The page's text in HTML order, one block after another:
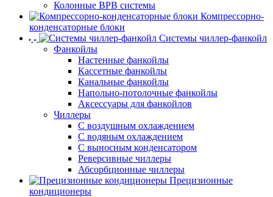
Колонные ВРВ системы
Компрессорно-
конденсаторные блоки
Системы чиллер-фанкойл
Фанкойлы
Настенные фанкойлы
Кассетные фанкойлы
Канальные фанкойлы
Напольно-потолочные фанкойлы
Аксессуары для фанкойлов
Чиллеры
С воздушным охлаждением
С водяным охлаждением
С выносным конденсатором
Реверсивные чиллеры
Абсорбционные чиллеры
Прецизионные
кондиционеры